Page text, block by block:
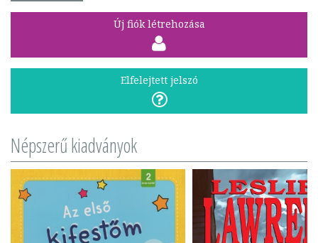
Új fiók létrehozása
Elfelejtett jelszó
Népszerű kiadványok